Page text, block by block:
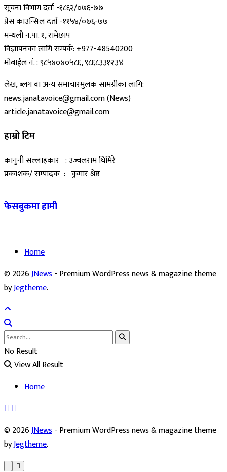
सूचना विभाग दर्ता -१८६२/०७६-७७
प्रेस काउन्सिल दर्ता -११५४/०७६-७७
मन्थली न.पा. १, रामेछाप
विज्ञापनका लागि सम्पर्क: +977-48540200
मोबाईल नं. : ९८५४०४०५८६, ९८६८३३१२३४
लेख, ब्लग वा अन्य समाचारमुलक सामग्रीका लागि:
news.janatavoice@gmail.com (News)
article.janatavoice@gmail.com
हाम्रो टिम
कानुनी सल्लाहकार : उज्वलराम घिमिरे
प्रकाशक/ सम्पादक : कुमार श्रेष्ठ
फेसबुकमा हामी
Home
© 2026JNews- Premium WordPress news & magazine theme
byJegtheme.
No Result
View All Result
Home
© 2026JNews- Premium WordPress news & magazine theme
byJegtheme.